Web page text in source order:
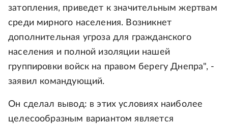
затопления, приведет к значительным жертвам
среди мирного населения. Возникнет
дополнительная угроза для гражданского
населения и полной изоляции нашей
группировки войск на правом берегу Днепра", -
заявил командующий.
Он сделал вывод: в этих условиях наиболее
целесообразным вариантом является